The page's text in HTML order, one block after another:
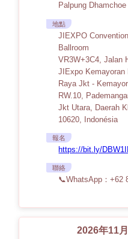
Palpung
地點
JIEXPO
Ballroom
VR3W+3C4, Jalan
JIExpo Kemayoran
Raya Jkt -
RW.10,
Jkt Utara, Daerah
10620, Indonésia
報名
https://bit.ly/
聯絡
📞WhatsApp：+62
2026年11